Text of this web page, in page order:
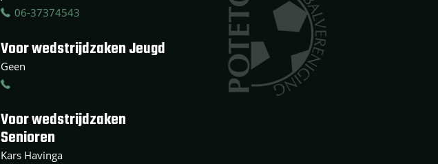
06-37374543
Voor wedstrijdzaken Jeugd
Geen
Voor wedstrijdzaken
Senioren
Kars Havinga